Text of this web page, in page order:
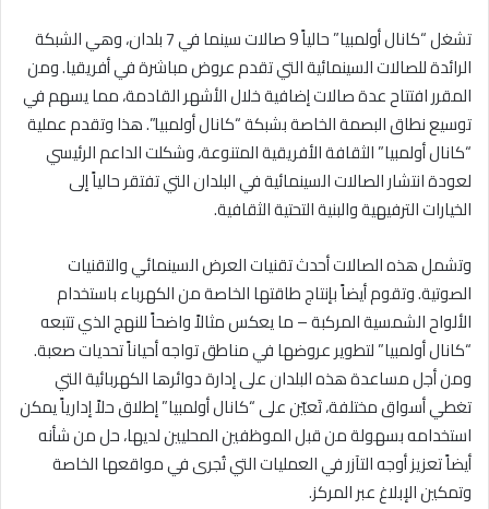
تشغل “كانال أولمبيا” حالياً 9 صالات سينما في 7 بلدان، وهي الشبكة
الرائدة للصالات السينمائية التي تقدم عروض مباشرة في أفريقيا. ومن
المقرر افتتاح عدة صالات إضافية خلال الأشهر القادمة، مما يسهم في
توسيع نطاق البصمة الخاصة بشبكة “كانال أولمبيا”. هذا وتقدم عملية
“كانال أولمبيا” الثقافة الأفريقية المتنوعة، وشكلت الداعم الرئيسي
لعودة انتشار الصالات السينمائية في البلدان التي تفتقر حالياً إلى
الخيارات الترفيهية والبنية التحتية الثقافية.
وتشمل هذه الصالات أحدث تقنيات العرض السينمائي والتقنيات
الصوتية. وتقوم أيضاً بإنتاج طاقتها الخاصة من الكهرباء باستخدام
الألواح الشمسية المركبة – ما يعكس مثالاً واضحاً للنهج الذي تتبعه
“كانال أولمبيا” لتطوير عروضها في مناطق تواجه أحياناً تحديات صعبة.
ومن أجل مساعدة هذه البلدان على إدارة دوائرها الكهربائية التي
تغطي أسواق مختلفة، تَعيّن على “كانال أولمبيا” إطلاق حلاً إدارياً يمكن
استخدامه بسهولة من قبل الموظفين المحليين لديها، حل من شأنه
أيضاً تعزيز أوجه التآزر في العمليات التي تُجرى في مواقعها الخاصة
وتمكين الإبلاغ عبر المركز.